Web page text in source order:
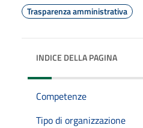
Trasparenza amministrativa
INDICE DELLA PAGINA
Competenze
Tipo di organizzazione